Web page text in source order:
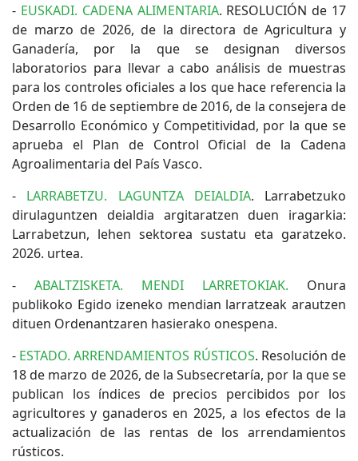
- EUSKADI. CADENA ALIMENTARIA. RESOLUCIÓN de 17
de marzo de 2026, de la directora de Agricultura y
Ganadería, por la que se designan diversos
laboratorios para llevar a cabo análisis de muestras
para los controles oficiales a los que hace referencia la
Orden de 16 de septiembre de 2016, de la consejera de
Desarrollo Económico y Competitividad, por la que se
aprueba el Plan de Control Oficial de la Cadena
Agroalimentaria del País Vasco.
- LARRABETZU. LAGUNTZA DEIALDIA. Larrabetzuko
dirulaguntzen deialdia argitaratzen duen iragarkia:
Larrabetzun, lehen sektorea sustatu eta garatzeko.
2026. urtea.
- ABALTZISKETA. MENDI LARRETOKIAK. Onura
publikoko Egido izeneko mendian larratzeak arautzen
dituen Ordenantzaren hasierako onespena.
- ESTADO. ARRENDAMIENTOS RÚSTICOS. Resolución de
18 de marzo de 2026, de la Subsecretaría, por la que se
publican los índices de precios percibidos por los
agricultores y ganaderos en 2025, a los efectos de la
actualización de las rentas de los arrendamientos
rústicos.